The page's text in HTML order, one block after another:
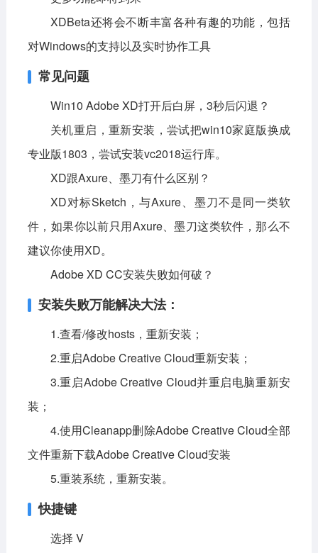
XDBeta还将会不断丰富各种有趣的功能，包括
对Windows的支持以及实时协作工具
常见问题
Win10 Adobe XD打开后白屏，3秒后闪退？
关机重启，重新安装，尝试把win10家庭版换成
专业版1803，尝试安装vc2018运行库。
XD跟Axure、墨刀有什么区别？
XD对标Sketch，与Axure、墨刀不是同一类软
件，如果你以前只用Axure、墨刀这类软件，那么不
建议你使用XD。
Adobe XD CC安装失败如何破？
安装失败万能解决大法：
1.查看/修改hosts，重新安装；
2.重启Adobe Creative Cloud重新安装；
3.重启Adobe Creative Cloud并重启电脑重新安
装；
4.使用Cleanapp删除Adobe Creative Cloud全部
文件重新下载Adobe Creative Cloud安装
5.重装系统，重新安装。
快捷键
选择 V